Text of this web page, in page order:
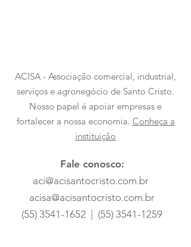
ACISA - Associação comercial, industrial,
serviços e agronegócio de Santo Cristo.
Nosso papel é apoiar empresas e
fortalecer a nossa economia. Conheça a
instituição
Fale conosco:
aci@acisantocristo.com.br
acisa@acisantocristo.com.br
(55) 3541-1652
(55) 3541-1259